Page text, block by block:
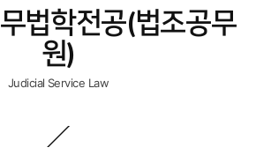
법학전공(법조공무
원)
Judicial Service Law